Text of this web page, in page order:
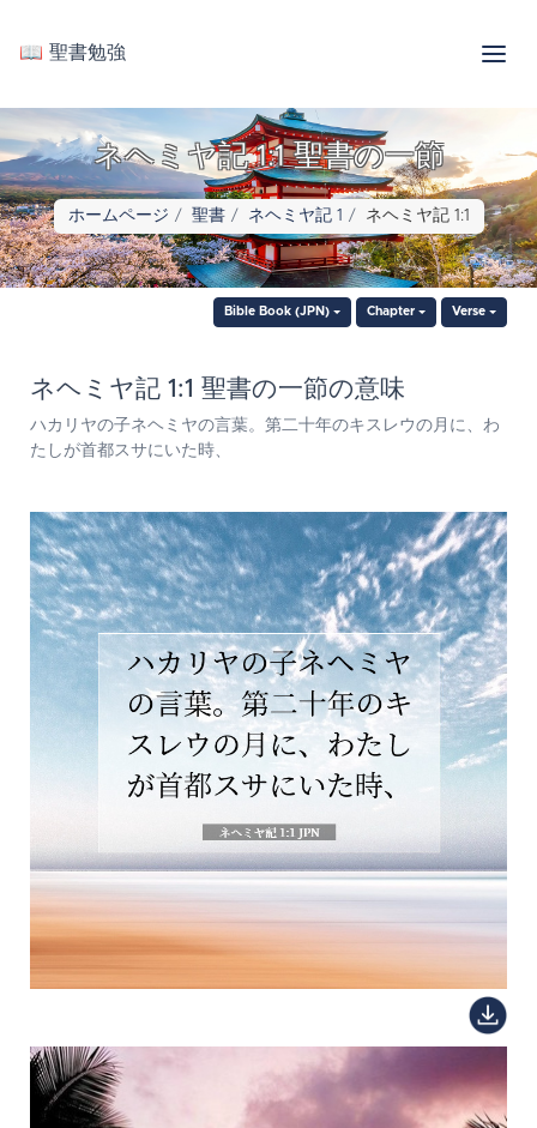
📖 聖書勉強
ネヘミヤ記 1:1 聖書の一節
ホームページ 聖書 ネヘミヤ記 1 ネヘミヤ記 1:1
Bible Book (JPN) Chapter Verse
ネヘミヤ記 1:1 聖書の一節の意味
ハカリヤの子ネヘミヤの言葉。第二十年のキスレウの月に、わ
たしが首都スサにいた時、